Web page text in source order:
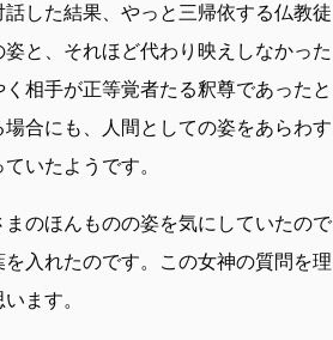
した結果、やっと三帰依する仏教徒
と、それほど代わり映えしなかった
相手が正等覚者たる釈尊であったと
合にも、人間としての姿をあらわす
いたようです。
のほんものの姿を気にしていたので
入れたのです。この女神の質問を理
ます。